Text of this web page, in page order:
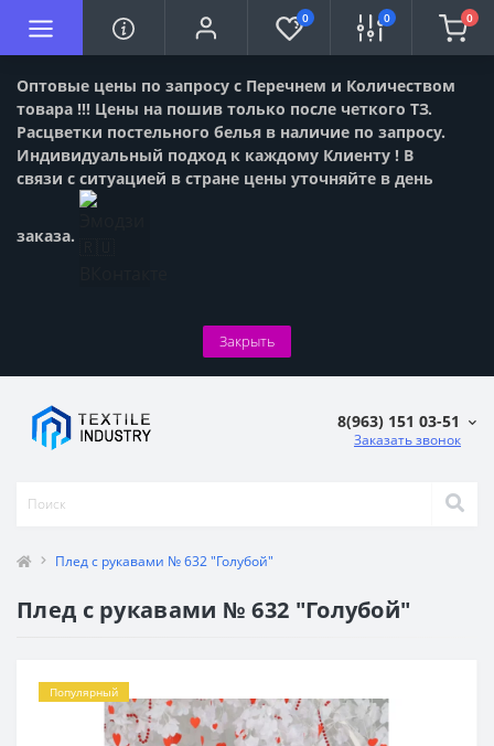
Оптовые цены по запросу с Перечнем и Количеством
товара !!! Цены на пошив только после четкого ТЗ.
Расцветки постельного белья в наличие по запросу.
Индивидуальный подход к каждому Клиенту ! В
связи с ситуацией в стране цены уточняйте в день
заказа.
Закрыть
0 0 0
8(963) 151 03-51
Заказать звонок
Плед с рукавами № 632 "Голубой"
Плед с рукавами № 632 "Голубой"
Популярный